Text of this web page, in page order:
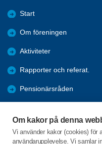
Om kakor på denna
Vi använder kakor (cookies) för
användarupplevelse. Vi samlar
Start
Om föreningen
Aktiviteter
Rapporter och referat.
Pensionärsråden